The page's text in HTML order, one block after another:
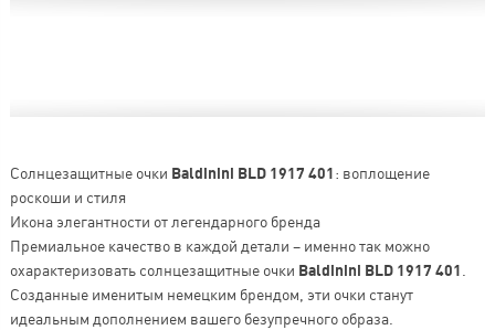
Солнцезащитные очки Baldinini BLD 1917 401: воплощение
роскоши и стиля
Икона элегантности от легендарного бренда
Премиальное качество в каждой детали – именно так можно
охарактеризовать солнцезащитные очки Baldinini BLD 1917 401.
Созданные именитым немецким брендом, эти очки станут
идеальным дополнением вашего безупречного образа.